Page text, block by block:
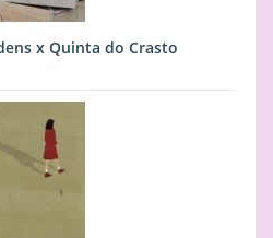
x Quinta do Crasto